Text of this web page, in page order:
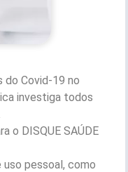
do Covid-19 no
investiga todos
o DISQUE SAÚDE
uso pessoal, como